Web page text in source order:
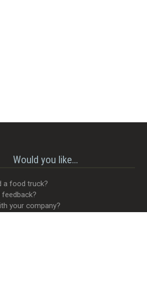
Would you like...
a food truck?
your company?